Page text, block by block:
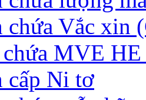
chứa Vắc xin
MVE
cấp Ni tơ